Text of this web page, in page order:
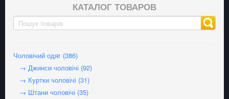
КАТАЛОГ ТОВАРОВ
Чоловічий одяг (386)
→ Джинси чоловічі (92)
→ Куртки чоловічі (31)
→ Штани чоловічі (35)
форми — ціна за одиницю нижча, ніж у роздрібних поставках.
Поспішайте замовити асортимент до початку нового навчального